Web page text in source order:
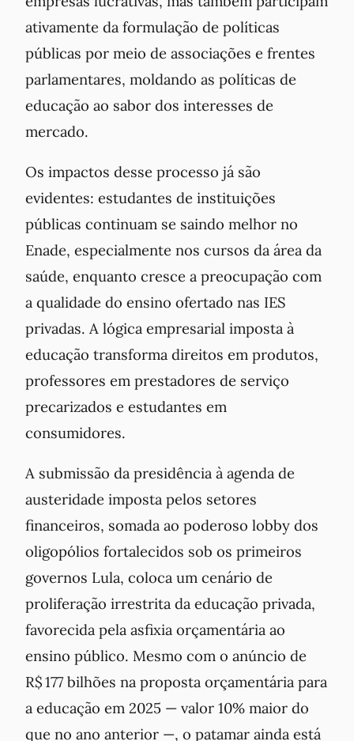
ativamente da formulação de políticas
públicas por meio de associações e frentes
parlamentares, moldando as políticas de
educação ao sabor dos interesses de
mercado.
Os impactos desse processo já são
evidentes: estudantes de instituições
públicas continuam se saindo melhor no
Enade, especialmente nos cursos da área da
saúde, enquanto cresce a preocupação com
a qualidade do ensino ofertado nas IES
privadas. A lógica empresarial imposta à
educação transforma direitos em produtos,
professores em prestadores de serviço
precarizados e estudantes em
consumidores.
A submissão da presidência à agenda de
austeridade imposta pelos setores
financeiros, somada ao poderoso lobby dos
oligopólios fortalecidos sob os primeiros
governos Lula, coloca um cenário de
proliferação irrestrita da educação privada,
favorecida pela asfixia orçamentária ao
ensino público. Mesmo com o anúncio de
R$ 177 bilhões na proposta orçamentária para
a educação em 2025 — valor 10% maior do
que no ano anterior —, o patamar ainda está